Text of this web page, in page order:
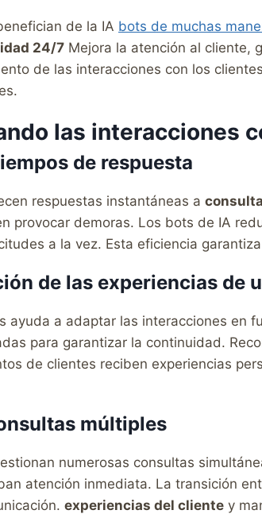
de la IA bots de muchas
24/7 Mejora la atención al cliente,
de las interacciones con los
las interacciones
de respuesta
respuestas instantáneas a
provocar demoras. Los bots de IA
a la vez. Esta eficiencia
de las experiencias de
ayuda a adaptar las interacciones en
para garantizar la continuidad.
de clientes reciben experiencias
múltiples
numerosas consultas
atención inmediata. La transición
experiencias del cliente y